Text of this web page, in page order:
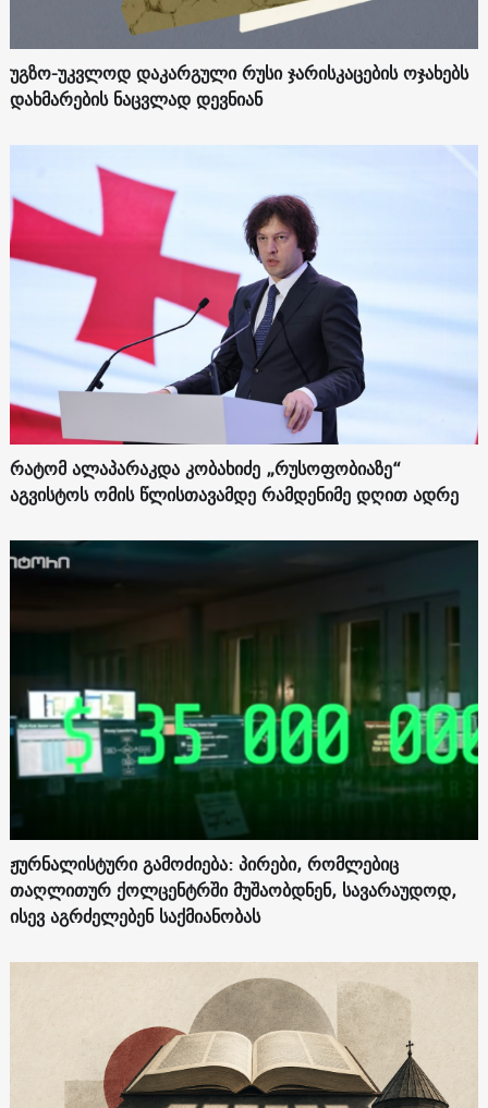
უგზო-უკვლოდ დაკარგული რუსი ჯარისკაცების ოჯახებს
დახმარების ნაცვლად დევნიან
რატომ ალაპარაკდა კობახიძე „რუსოფობიაზე“
აგვისტოს ომის წლისთავამდე რამდენიმე დღით ადრე
ჟურნალისტური გამოძიება: პირები, რომლებიც
თაღლითურ ქოლცენტრში მუშაობდნენ, სავარაუდოდ,
ისევ აგრძელებენ საქმიანობას